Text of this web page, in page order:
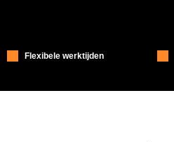
Flexibele werktijden